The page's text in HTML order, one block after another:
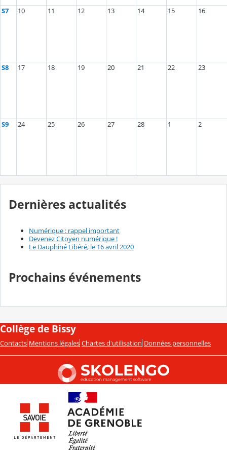
S7 10 11 12 13 14 15 16
S8 17 18 19 20 21 22 23
S9 24 25 26 27 28 1 2
Dernières actualités
Numérique : rappel important
Devenez Citoyen numérique !
Le Dauphiné Libéré, le 16 avril 2020
Prochains événements
Collège de Bissy
Contacts Mentions légales Chartes d'utilisation Données personnelles